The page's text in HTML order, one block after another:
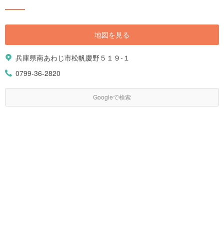
地図を見る
兵庫県南あわじ市松帆慶野５１９-１
0799-36-2820
Googleで検索